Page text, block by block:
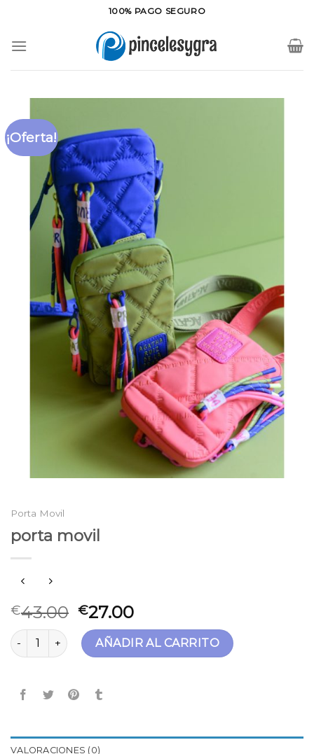
contenido
100% PAGO SEGURO
¡Oferta!
Porta Movil
porta movil
€43.00 €27.00
porta movil cantidadAÑADIR AL CARRITO
VALORACIONES (0)